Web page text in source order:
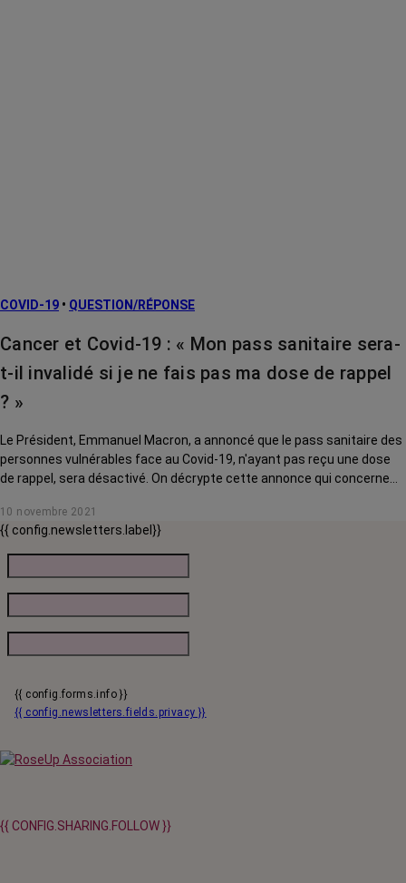
COVID-19 • QUESTION/RÉPONSE
Cancer et Covid-19 : « Mon pass sanitaire sera-
t-il invalidé si je ne fais pas ma dose de rappel
? »
Le Président, Emmanuel Macron, a annoncé que le pass sanitaire des
personnes vulnérables face au Covid-19, n'ayant pas reçu une dose
de rappel, sera désactivé. On décrypte cette annonce qui concerne
10 novembre 2021
{{ config.newsletters.label}}
{{ config.forms.info }}
{{ config.newsletters.fields.privacy }}
{{ CONFIG.SHARING.FOLLOW }}